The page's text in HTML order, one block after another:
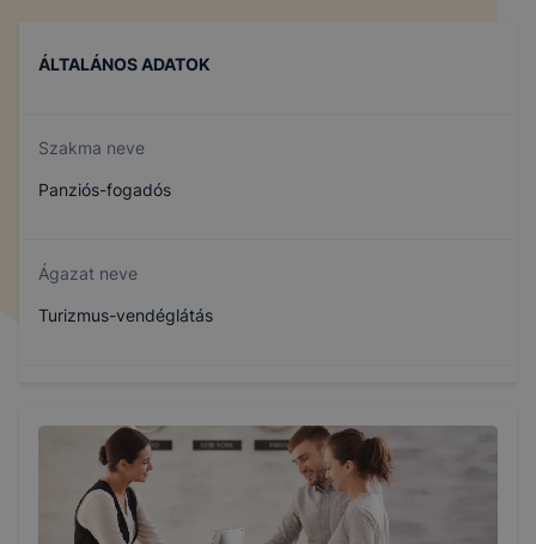
ÁLTALÁNOS ADATOK
Szakma neve
Panziós-fogadós
Ágazat neve
Turizmus-vendéglátás
410132303
Képzés időtartama